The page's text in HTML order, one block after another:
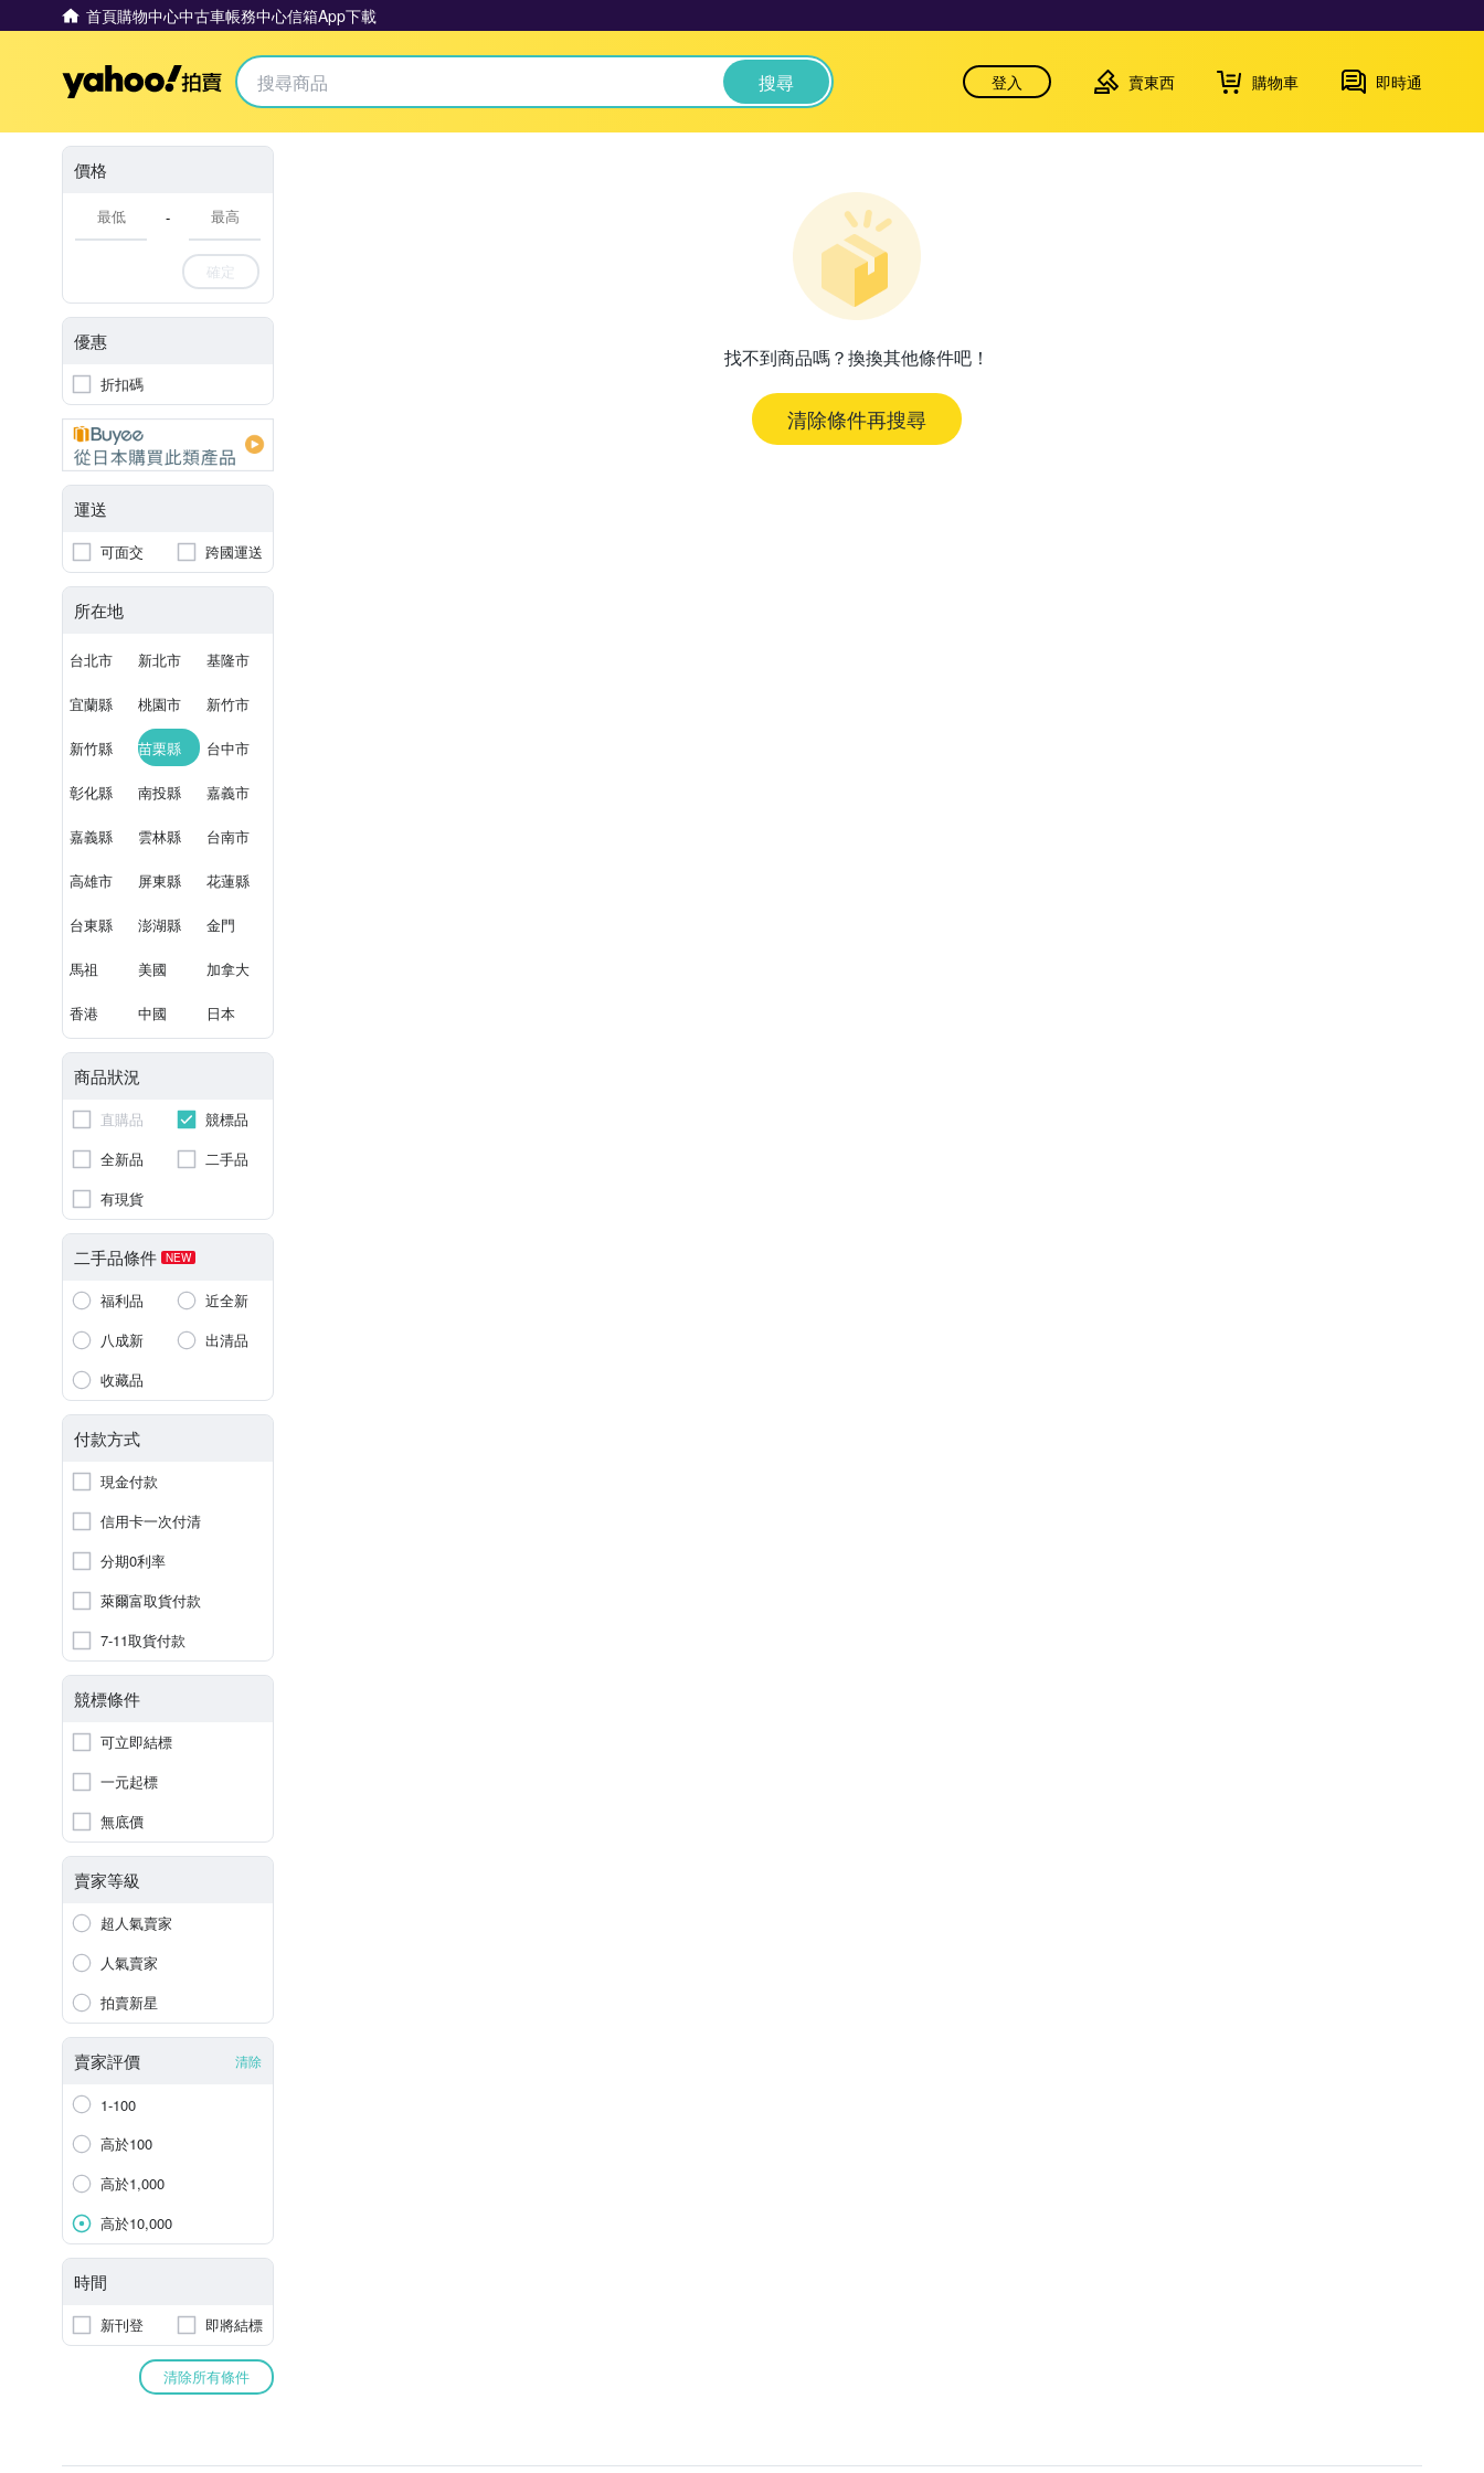
首頁購物中心中古車帳務中心信箱App下載
Yahoo拍賣 搜尋 登入 賣東西 購物車 即時通
價格
-
確定
優惠
折扣碼
運送
可面交 跨國運送
所在地
台北市 新北市 基隆市
宜蘭縣 桃園市 新竹市
新竹縣 苗栗縣 台中市
彰化縣 南投縣 嘉義市
嘉義縣 雲林縣 台南市
高雄市 屏東縣 花蓮縣
台東縣 澎湖縣 金門
馬祖 美國 加拿大
香港 中國 日本
商品狀況
直購品
競標品
全新品
二手品
有現貨
二手品條件 NEW
福利品
近全新
八成新
出清品
收藏品
付款方式
現金付款
信用卡一次付清
分期0利率
萊爾富取貨付款
7-11取貨付款
競標條件
可立即結標
一元起標
無底價
賣家等級
超人氣賣家
人氣賣家
拍賣新星
賣家評價 清除
1-100
高於100
高於1,000
高於10,000
時間
新刊登 即將結標
清除所有條件
找不到商品嗎？換換其他條件吧！
清除條件再搜尋